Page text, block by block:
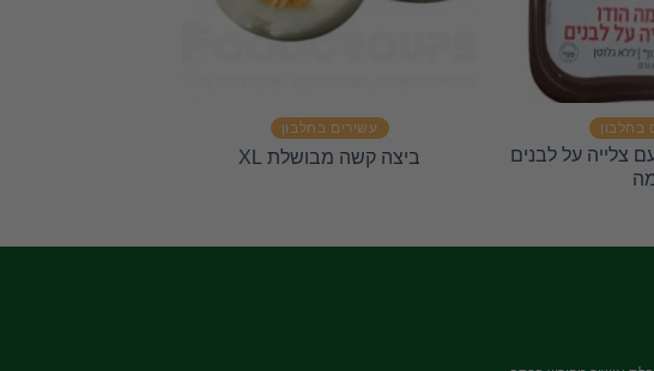
בחלבון
צלייה על לבנים
עשירים בחלבון
ביצה קשה מבושלת XL